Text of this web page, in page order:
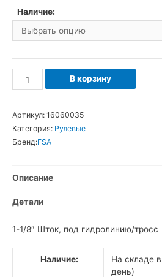
Наличие:
Количество
товара
Star
Nut
якорь,
болт
В корзину
Артикул: 16060035
Категория: Рулевые
Бренд:FSA
Описание
Детали
1-1/8″ Шток, под гидролинию/тросс
Наличие:
На складе
день)